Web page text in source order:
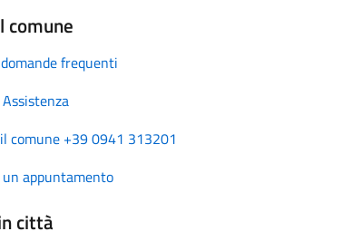
comune
frequenti
comune +39 0941 313201
appuntamento
città